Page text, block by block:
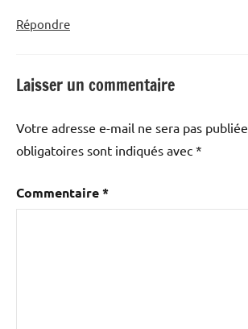
Répondre
Laisser un commentaire
Votre adresse e-mail ne sera pas publiée.
obligatoires sont indiqués avec *
Commentaire*